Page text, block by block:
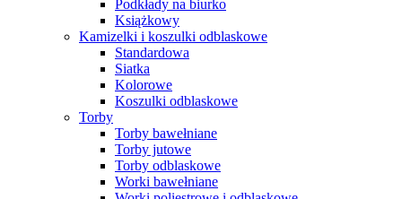
Podkłady na biurko
Książkowy
Kamizelki i koszulki odblaskowe
Standardowa
Siatka
Kolorowe
Koszulki odblaskowe
Torby
Torby bawełniane
Torby jutowe
Torby odblaskowe
Worki bawełniane